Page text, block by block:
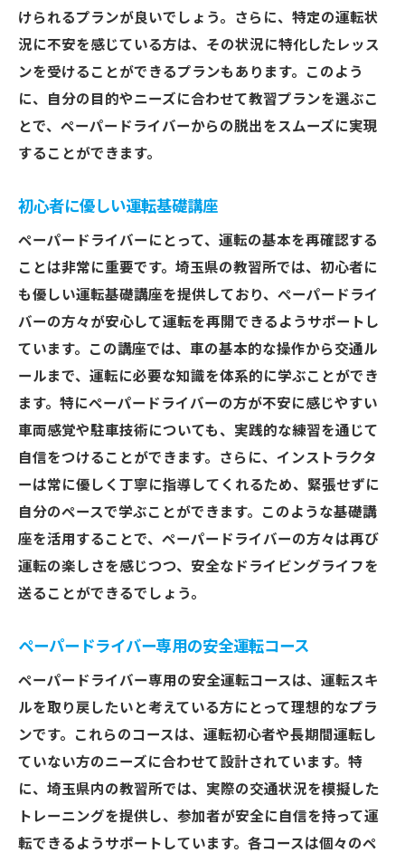
交通ルールの理解を深める
シミュレーションを用いた実習
ペーパードライバーのよくある質問
埼玉県での教習プランでペーパードライバーに
自信を
教習で得られる安心感
ペーパードライバーの不安を解消する方法
実践を重ねた成功体験の積み重ね
教習終了後の自信アップサポート
経験豊富なインストラクターがサポートする埼
玉県の教習
インストラクターの選び方とその重要性
個別指導で安心のサポート
ペーパードライバーへの特別な指導法
インストラクターとのコミュニケーション
教習所の評価と口コミをチェック
ペーパードライバー脱出への道埼玉県の教習で
運転力を向上させる実践方法
教習所での定期的なフィードバック
自己評価を通じた運転技術の向上
運転に対する恐怖心の克服
ペーパードライバーを卒業するまでの道の
り
けられるプランが良いでしょう。さらに、特定の運転状
況に不安を感じている方は、その状況に特化したレッス
ンを受けることができるプランもあります。このよう
に、自分の目的やニーズに合わせて教習プランを選ぶこ
とで、ペーパードライバーからの脱出をスムーズに実現
することができます。
初心者に優しい運転基礎講座
ペーパードライバーにとって、運転の基本を再確認する
ことは非常に重要です。埼玉県の教習所では、初心者に
も優しい運転基礎講座を提供しており、ペーパードライ
バーの方々が安心して運転を再開できるようサポートし
ています。この講座では、車の基本的な操作から交通ル
ールまで、運転に必要な知識を体系的に学ぶことができ
ます。特にペーパードライバーの方が不安に感じやすい
車両感覚や駐車技術についても、実践的な練習を通じて
自信をつけることができます。さらに、インストラクタ
ーは常に優しく丁寧に指導してくれるため、緊張せずに
自分のペースで学ぶことができます。このような基礎講
座を活用することで、ペーパードライバーの方々は再び
運転の楽しさを感じつつ、安全なドライビングライフを
送ることができるでしょう。
ペーパードライバー専用の安全運転コース
ペーパードライバー専用の安全運転コースは、運転スキ
ルを取り戻したいと考えている方にとって理想的なプラ
ンです。これらのコースは、運転初心者や長期間運転し
ていない方のニーズに合わせて設計されています。特
に、埼玉県内の教習所では、実際の交通状況を模擬した
トレーニングを提供し、参加者が安全に自信を持って運
転できるようサポートしています。各コースは個々のペ